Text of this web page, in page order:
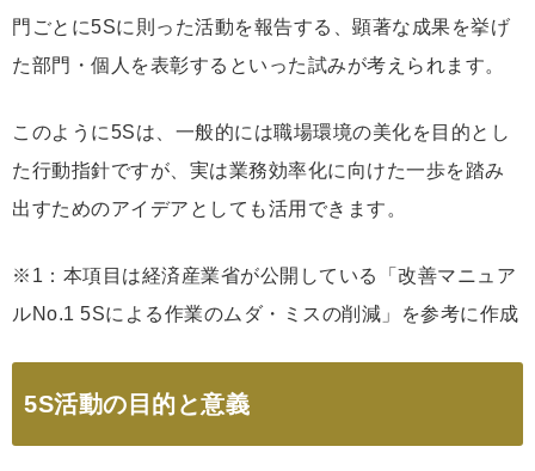
門ごとに5Sに則った活動を報告する、顕著な成果を挙げ
た部門・個人を表彰するといった試みが考えられます。
このように5Sは、一般的には職場環境の美化を目的とし
た行動指針ですが、実は業務効率化に向けた一歩を踏み
出すためのアイデアとしても活用できます。
※1：本項目は経済産業省が公開している「改善マニュア
ルNo.1 5Sによる作業のムダ・ミスの削減」を参考に作成
5S活動の目的と意義